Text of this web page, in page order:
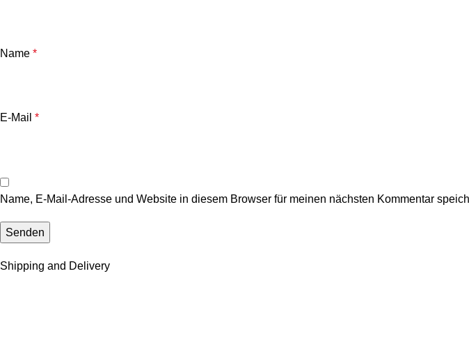
Name *
E-Mail *
Name, E-Mail-Adresse und Website in diesem Browser für meinen nächsten Kommentar
Shipping and Delivery